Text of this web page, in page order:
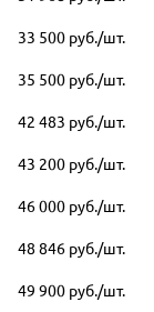
33 500 руб./шт.
35 500 руб./шт.
42 483 руб./шт.
43 200 руб./шт.
46 000 руб./шт.
48 846 руб./шт.
49 900 руб./шт.